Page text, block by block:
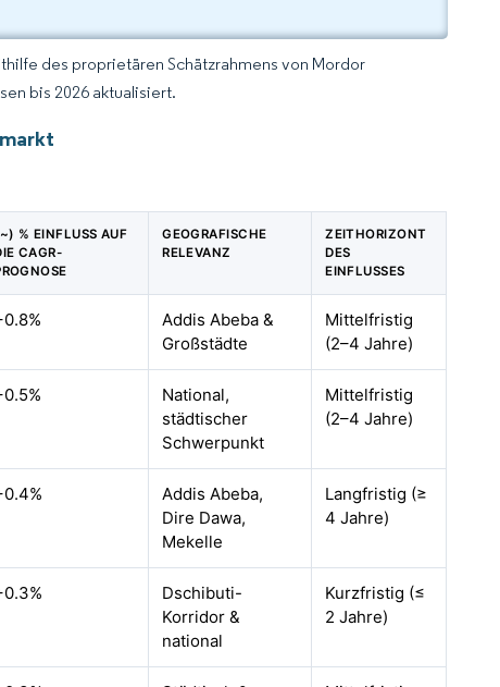
des proprietären Schätzrahmens von Mordor
bis 2026 aktualisiert.
% EINFLUSS AUF
CAGR-
GEOGRAFISCHE
RELEVANZ
ZEITHORIZONT
DES
EINFLUSSES
Addis Abeba &
Großstädte
Mittelfristig
(2–4 Jahre)
National,
städtischer
Schwerpunkt
Mittelfristig
(2–4 Jahre)
Addis Abeba,
Dire Dawa,
Mekelle
Langfristig (≥
4 Jahre)
Dschibuti-
Korridor &
national
Kurzfristig (≤
2 Jahre)